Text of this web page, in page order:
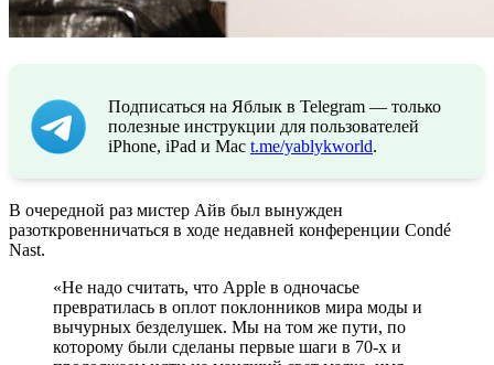
Подписаться на Яблык в Telegram — только
полезные инструкции для пользователей
iPhone, iPad и Mac t.me/yablykworld.
В очередной раз мистер Айв был вынужден
разоткровенничаться в ходе недавней конференции Condé
Nast.
«Не надо считать, что Apple в одночасье
превратилась в оплот поклонников мира моды и
вычурных безделушек. Мы на том же пути, по
которому были сделаны первые шаги в 70-х и